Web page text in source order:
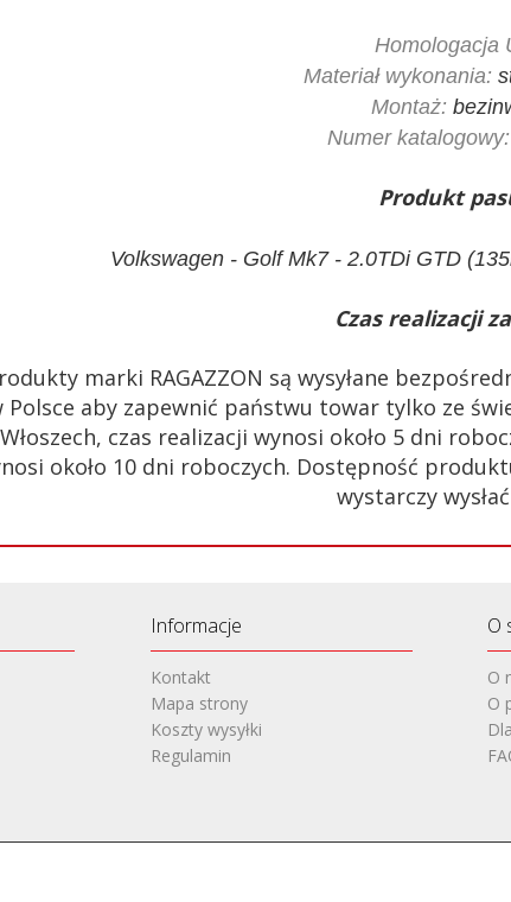
Homologacja
Materiał wykonania:
Montaż:
Numer katalogowy:
Produkt
Volkswagen - Golf Mk7 - 2.0TDi GTD
Czas realizacji
marki RAGAZZON są wysyłane
aby zapewnić państwu towar tylko ze
czas realizacji wynosi około 5 dni
około 10 dni roboczych. Dostępność
wystarczy
Informacje
Kontakt
Mapa strony
Koszty wysyłki
Regulamin
O
O
O